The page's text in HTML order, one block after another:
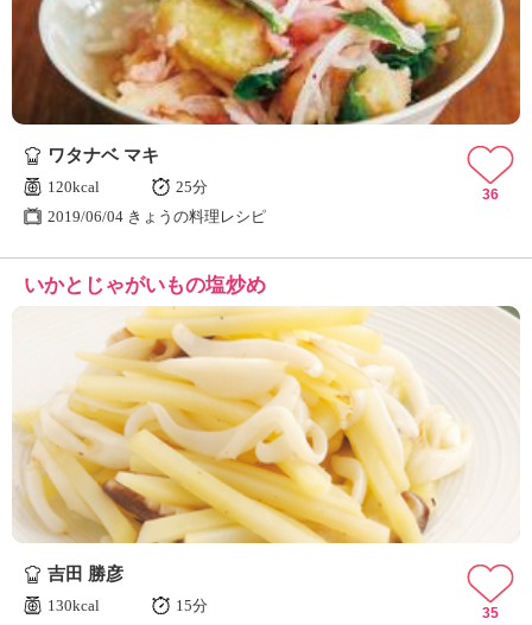
ワタナベ マキ
120kcal
25分
2019/06/04 きょうの料理レシピ
36
いかとじゃがいもの塩炒め
吉田 勝彦
130kcal
15分
35